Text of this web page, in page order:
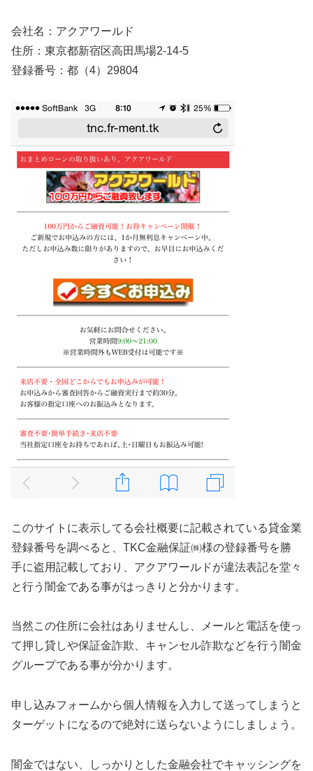
会社名：アクアワールド
住所：東京都新宿区高田馬場2-14-5
登録番号：都（4）29804
このサイトに表示してる会社概要に記載されている貸金業
登録番号を調べると、TKC金融保証㈱様の登録番号を勝
手に盗用記載しており、アクアワールドが違法表記を堂々
と行う闇金である事がはっきりと分かります。
当然この住所に会社はありませんし、メールと電話を使っ
て押し貸しや保証金詐欺、キャンセル詐欺などを行う闇金
グループである事が分かります。
申し込みフォームから個人情報を入力して送ってしまうと
ターゲットになるので絶対に送らないようにしましょう。
闇金ではない、しっかりとした金融会社でキャッシングを